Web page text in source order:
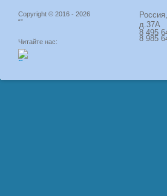
Copyright © 2016 - 2026
“”
Читайте нас:
д.37А
8 495
8 985